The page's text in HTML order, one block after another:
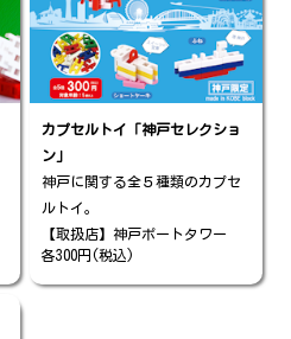
カプセルトイ「神戸セレクショ
ン」
神戸に関する全５種類のカプセ
ルトイ。
【取扱店】神戸ポートタワー
各300円(税込)